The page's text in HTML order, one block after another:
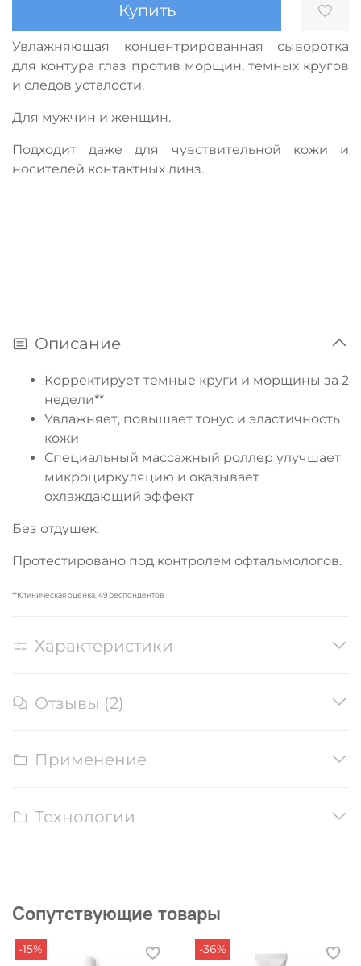
Купить
Увлажняющая концентрированная сыворотка
для контура глаз против морщин, темных кругов
и следов усталости.
Для мужчин и женщин.
Подходит даже для чувствительной кожи и
носителей контактных линз.
Описание
Корректирует темные круги и морщины за 2
недели**
Увлажняет, повышает тонус и эластичность
кожи
Специальный массажный роллер улучшает
микроциркуляцию и оказывает
охлаждающий эффект
Без отдушек.
Протестировано под контролем офтальмологов.
**Клиническая оценка, 49 респондентов
Характеристики
Отзывы (2)
Применение
Технологии
Сопутствующие товары
-15% -36%